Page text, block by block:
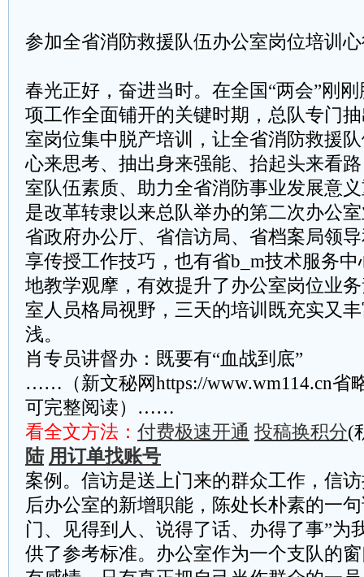
参加全省消防救援队伍办公室岗位培训
春光正好，奋进当时。在全国“两会”刚
项工作全面铺开的关键时期，总队专门
室岗位集中脱产培训，让全省消防救援
心来思考、抽出身来强能、抬起头来看
室队伍素质、助力全省消防事业发展意
是改革转隶以来总队举办的第二次办公
省政府办公厅、省信访局、省档案局领
享传授工作技巧，也有省b_m技术服务
地教学观摩，有效提升了办公室岗位业
室人员格局视野，三天的培训既充实又
浅。
肖专员讲督办：既要有“血战到底”
……（新文秘网https://www.wm114.cn省
可完整阅读）……
看全文方法： 付费极速开通 投稿换积分(
陆 用订单找账号
案例。信访是送上门来的群众工作，信
后办公室的新增职能，陈处长朴素的一
门、见得到人、说得了话、办得了事”为
供了参考标准。办公室作为一个支队的